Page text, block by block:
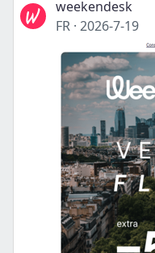
weekendesk
FR · 2026-7-19